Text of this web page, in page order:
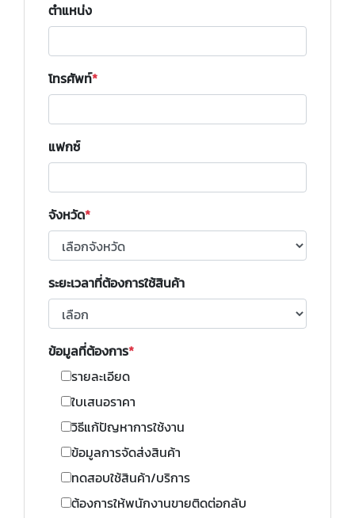
ตำแหน่ง
โทรศัพท์
แฟกซ์
จังหวัด
ระยะเวลาที่ต้องการใช้สินค้า
ข้อมูลที่ต้องการ
รายละเอียด
ใบเสนอราคา
วิธีแก้ปัญหาการใช้งาน
ข้อมูลการจัดส่งสินค้า
ทดสอบใช้สินค้า/บริการ
ต้องการให้พนักงานขายติดต่อกลับ